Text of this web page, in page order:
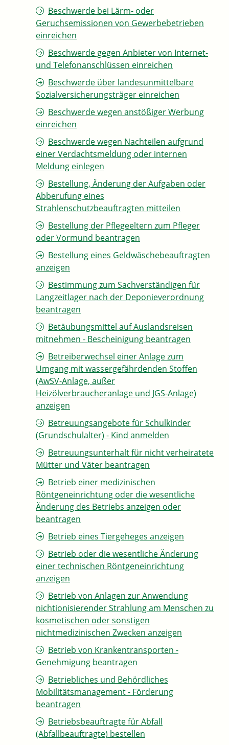
Beschwerde bei Lärm- oder
Geruchsemissionen von Gewerbebetrieben
einreichen
Beschwerde gegen Anbieter von Internet-
und Telefonanschlüssen einreichen
Beschwerde über landesunmittelbare
Sozialversicherungsträger einreichen
Beschwerde wegen anstößiger Werbung
einreichen
Beschwerde wegen Nachteilen aufgrund
einer Verdachtsmeldung oder internen
Meldung einlegen
Bestellung, Änderung der Aufgaben oder
Abberufung eines
Strahlenschutzbeauftragten mitteilen
Bestellung der Pflegeeltern zum Pfleger
oder Vormund beantragen
Bestellung eines Geldwäschebeauftragten
anzeigen
Bestimmung zum Sachverständigen für
Langzeitlager nach der Deponieverordnung
beantragen
Betäubungsmittel auf Auslandsreisen
mitnehmen - Bescheinigung beantragen
Betreiberwechsel einer Anlage zum
Umgang mit wassergefährdenden Stoffen
(AwSV-Anlage, außer
Heizölverbraucheranlage und JGS-Anlage)
anzeigen
Betreuungsangebote für Schulkinder
(Grundschulalter) - Kind anmelden
Betreuungsunterhalt für nicht verheiratete
Mütter und Väter beantragen
Betrieb einer medizinischen
Röntgeneinrichtung oder die wesentliche
Änderung des Betriebs anzeigen oder
beantragen
Betrieb eines Tiergeheges anzeigen
Betrieb oder die wesentliche Änderung
einer technischen Röntgeneinrichtung
anzeigen
Betrieb von Anlagen zur Anwendung
nichtionisierender Strahlung am Menschen zu
kosmetischen oder sonstigen
nichtmedizinischen Zwecken anzeigen
Betrieb von Krankentransporten -
Genehmigung beantragen
Betriebliches und Behördliches
Mobilitätsmanagement - Förderung
beantragen
Betriebsbeauftragte für Abfall
(Abfallbeauftragte) bestellen